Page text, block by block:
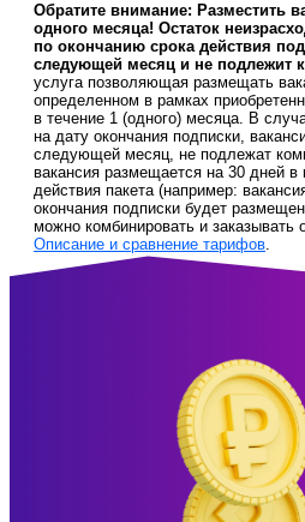
Обратите внимание: Разместить
одного месяца! Остаток
по окончанию срока действия
следующей месяц и не подлежит
услуга позволяющая размещать
определенном в рамках
в течение 1 (одного) месяца. В
на дату окончания подписки,
следующей месяц, не подлежат
вакансия размещается на 30 дней в
действия пакета (например:
окончания подписки будет
можно комбинировать и заказывать
Описание и сравнение тарифов.